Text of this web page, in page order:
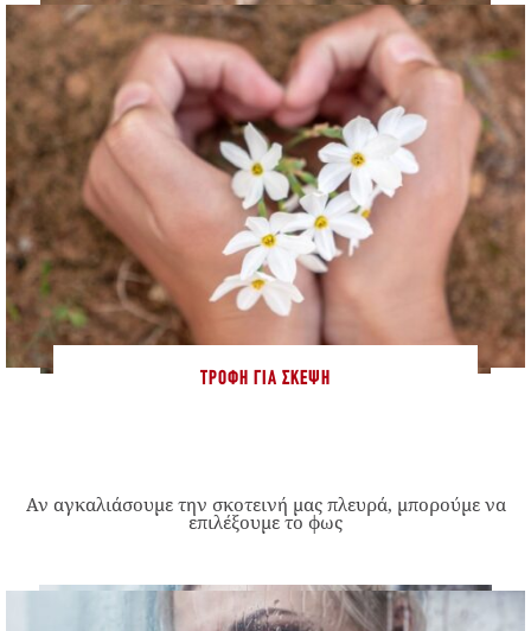
ΤΡΟΦΉ ΓΙΑ ΣΚΈΨΗ
Αν αγκαλιάσουμε την σκοτεινή μας πλευρά, μπορούμε να
επιλέξουμε το φως